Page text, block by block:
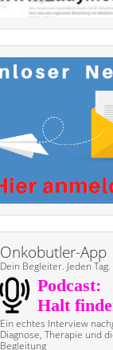
Onkobutler-App
Dein Begleiter. Jeden Tag.
Ein echtes Interview
Diagnose, Therapie und
Begleitung